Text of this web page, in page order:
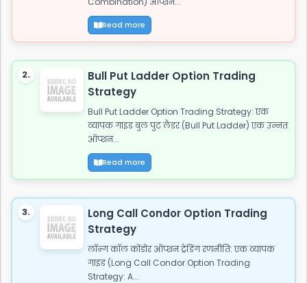
Read more
2.
Bull Put Ladder Option Trading
Strategy
Bull Put Ladder Option Trading Strategy: एक
व्यापक गाइड बुल पुट लैडर (Bull Put Ladder) एक उन्नत
ऑप्शन...
Read more
3.
Long Call Condor Option Trading
Strategy
लॉन्ग कॉल कोंडोर ऑप्शन ट्रेडिंग रणनीति: एक व्यापक
गाइड (Long Call Condor Option Trading
Strategy: A...